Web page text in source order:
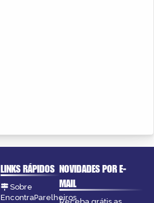
LINKS RÁPIDOS
Sobre
EncontraParelheiros
NOVIDADES POR E-
MAIL